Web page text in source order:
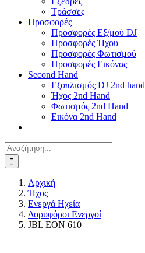
Τράσσες
Προσφορές
Προσφορές Εξ/μού DJ
Προσφορές Ήχου
Προσφορές Φωτισμού
Προσφορές Εικόνας
Second Hand
Εξοπλισμός DJ 2nd hand
Ήχος 2nd Hand
Φωτισμός 2nd Hand
Εικόνα 2nd Hand
Αναζήτηση
για:
Αρχική
Ήχος
Ενεργά Ηχεία
Δορυφόροι Ενεργοί
JBL EON 610